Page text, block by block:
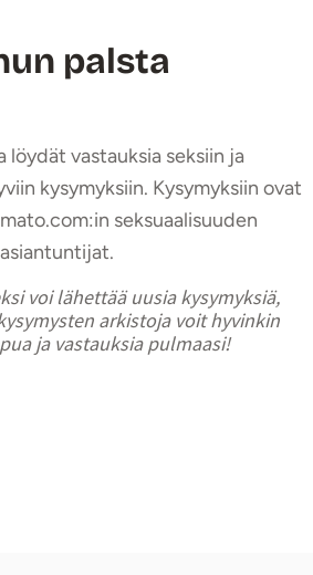
palsta
löydät vastauksia seksiin ja
kysymyksiin. Kysymyksiin ovat
seksuaalisuuden
asiantuntijat.
voi lähettää uusia kysymyksiä,
arkistoja voit hyvinkin
ja vastauksia pulmaasi!